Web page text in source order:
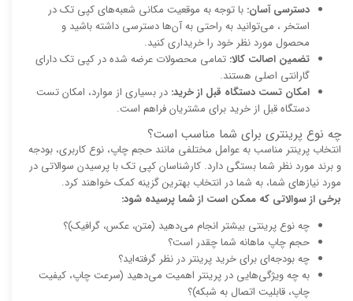
دسترسی آسان: با توجه به موقعیت مکانی شعبه‌های کپی تک در
استخر ، می‌توانید به راحتی به آن‌ها دسترسی داشته باشید و
محصول مورد نظر خود را خریداری کنید.
تضمین اصالت کالا: تمامی محصولات عرضه شده در کپی تک دارای
گارانتی اصلی هستند.
امکان تست دستگاه قبل از خرید: در بسیاری از موارد، امکان تست
دستگاه قبل از خرید برای مشتریان فراهم است.
چه نوع پرینتری برای شما مناسب است؟
انتخاب پرینتر مناسب به عوامل مختلفی مانند حجم چاپ، نوع کاربری، بودجه
و برند مورد نظر شما بستگی دارد. کارشناسان کپی تک با پرسیدن سوالاتی در
مورد نیازهای شما، به شما در انتخاب بهترین گزینه کمک خواهند کرد.
برخی از سوالاتی که ممکن است از شما پرسیده شود:
چه نوع پرینتی بیشتر انجام می‌دهید (متن، عکس، گرافیک)؟
حجم چاپ ماهانه شما چقدر است؟
چه بودجه‌ای برای خرید پرینتر در نظر گرفته‌اید؟
به چه ویژگی‌هایی در پرینتر اهمیت می‌دهید (سرعت چاپ، کیفیت
چاپ، قابلیت اتصال به شبکه)؟